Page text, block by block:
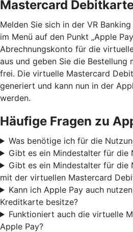
Mastercard
Melden Sie sich in der VR
im Menü auf den Punkt „Apple
Abrechnungskonto für die
aus und geben Sie die Bestellung
frei. Die virtuelle Mastercard
generiert und kann nun in der
werden.
Häufige Fragen zu
Was benötige ich für die
Gibt es ein Mindestalter für die
Gibt es ein Mindestalter für die
mit der virtuellen Mastercard
Kann ich Apple Pay auch
Kreditkarte besitze?
Funktioniert auch die virtuelle
Apple Pay?